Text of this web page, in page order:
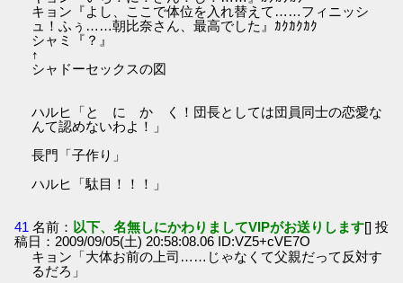
キョン『よし、ここで体位を入れ替えて……フィニッシ
ュ！ふぅ……朝比奈さん、最高でした』ｶｸｶｸｶｸ
シャミ『？』
↑
シャドーセックスの図
ハルヒ「と に か く！団長としては団員同士の恋愛な
んて認めないわよ！」
長門「子作り」
ハルヒ「駄目！！！」
41 名前： 以下、名無しにかわりましてVIPがお送りします[] 投
稿日：2009/09/05(土) 20:58:08.06 ID:VZ5+cVE7O
キョン「大体お前の上司……じゃなくて父親だって反対す
るだろ」